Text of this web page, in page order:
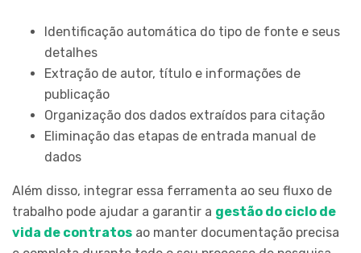
Identificação automática do tipo de fonte e seus
detalhes
Extração de autor, título e informações de
publicação
Organização dos dados extraídos para citação
Eliminação das etapas de entrada manual de
dados
Além disso, integrar essa ferramenta ao seu fluxo de
trabalho pode ajudar a garantir a gestão do ciclo de
vida de contratos ao manter documentação precisa